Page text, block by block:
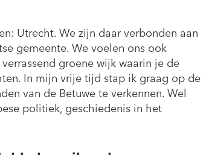
Utrecht. We zijn daar verbonden aan
gemeente. We voelen ons ook
groene wijk waarin je de
In mijn vrije tijd stap ik graag op de
van de Betuwe te verkennen. Wel
politiek, geschiedenis in het